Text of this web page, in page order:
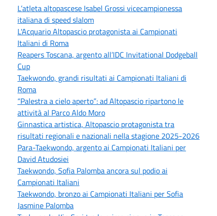
L’atleta altopascese Isabel Grossi vicecampionessa
italiana di speed slalom
L'Acquario Altopascio protagonista ai Campionati
Italiani di Roma
Reapers Toscana, argento all’IDC Invitational Dodgeball
Cup
Taekwondo, grandi risultati ai Campionati Italiani di
Roma
“Palestra a cielo aperto”: ad Altopascio ripartono le
attività al Parco Aldo Moro
Ginnastica artistica, Altopascio protagonista tra
risultati regionali e nazionali nella stagione 2025-2026
Para-Taekwondo, argento ai Campionati Italiani per
David Atudosiei
Taekwondo, Sofia Palomba ancora sul podio ai
Campionati Italiani
Taekwondo, bronzo ai Campionati Italiani per Sofia
Jasmine Palomba